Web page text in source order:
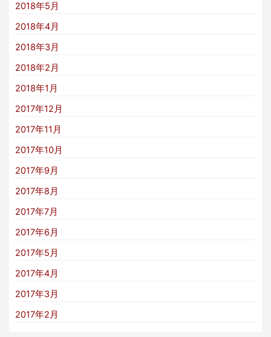
2018年5月
2018年4月
2018年3月
2018年2月
2018年1月
2017年12月
2017年11月
2017年10月
2017年9月
2017年8月
2017年7月
2017年6月
2017年5月
2017年4月
2017年3月
2017年2月